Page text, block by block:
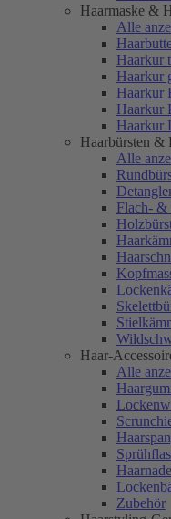
Haarmaske &
Alle
Haarkur
Haarkur
Haarkur
Haarkur
Haarkur
Haarbürsten &
Alle
Flach- &
Haar-
Alle
Zubehör